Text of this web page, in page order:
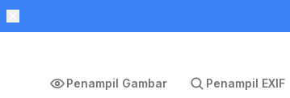
Penampil Gambar Penampil EXIF